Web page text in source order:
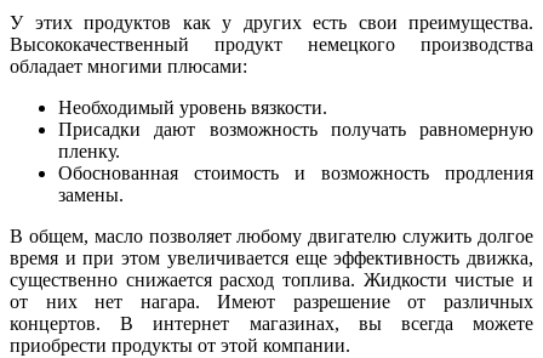
У этих продуктов как у других есть свои преимущества.
Высококачественный продукт немецкого производства
обладает многими плюсами:
Необходимый уровень вязкости.
Присадки дают возможность получать равномерную
пленку.
Обоснованная стоимость и возможность продления
замены.
В общем, масло позволяет любому двигателю служить долгое
время и при этом увеличивается еще эффективность движка,
существенно снижается расход топлива. Жидкости чистые и
от них нет нагара. Имеют разрешение от различных
концертов. В интернет магазинах, вы всегда можете
приобрести продукты от этой компании.